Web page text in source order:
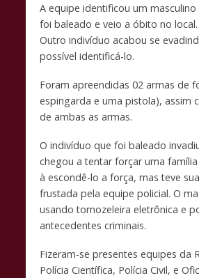
A equipe identificou um
foi baleado e veio a óbito no local.
Outro indivíduo acabou se
possível identificá-lo.
Foram apreendidas 02 armas de
espingarda e uma pistola), assim
de ambas as armas.
O indivíduo que foi baleado
chegou a tentar forçar uma
à escondê-lo a força, mas teve
frustada pela equipe policial. O
usando tornozeleira eletrônica e
antecedentes criminais.
Fizeram-se presentes equipes da
Polícia Científica, Polícia Civil, e